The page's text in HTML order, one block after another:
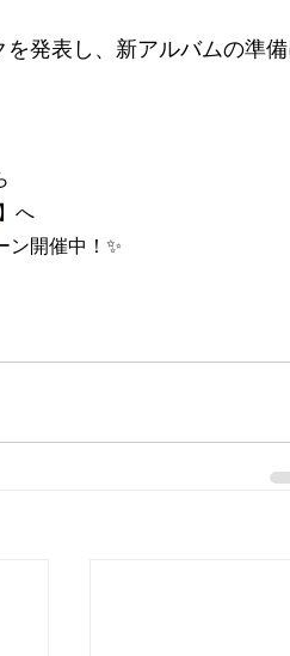
発表し、新アルバムの準
】へ
ン開催中！✨